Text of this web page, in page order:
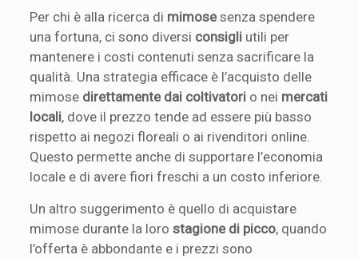
Per chi è alla ricerca di mimosesenza spendere
una fortuna, ci sono diversi consigli utili per
mantenere i costi contenuti senza sacrificare la
qualità. Una strategia efficace è l’acquisto delle
mimose direttamente dai coltivatori o nei mercati
locali, dove il prezzo tende ad essere più basso
rispetto ai negozi floreali o ai rivenditori online.
Questo permette anche di supportare l’economia
locale e di avere fiori freschi a un costo inferiore.
Un altro suggerimento è quello di acquistare
mimose durante la lorostagione di picco, quando
l’offerta è abbondante e i prezzi sono